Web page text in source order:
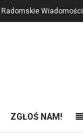
Radomskie Wiadomości
ZGŁOŚ NAM!